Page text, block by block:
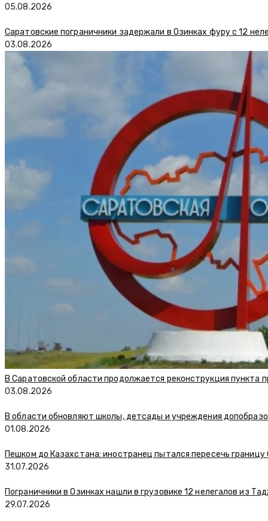
05.08.2026
Саратовские пограничники задержали в Озинках фуру с 12
03.08.2026
В Саратовской области продолжается реконструкция пункта
03.08.2026
В области обновляют школы, детсады и учреждения
01.08.2026
Пешком до Казахстана: иностранец пытался пересечь
31.07.2026
Пограничники в Озинках нашли в грузовике 12 нелегалов из
29.07.2026